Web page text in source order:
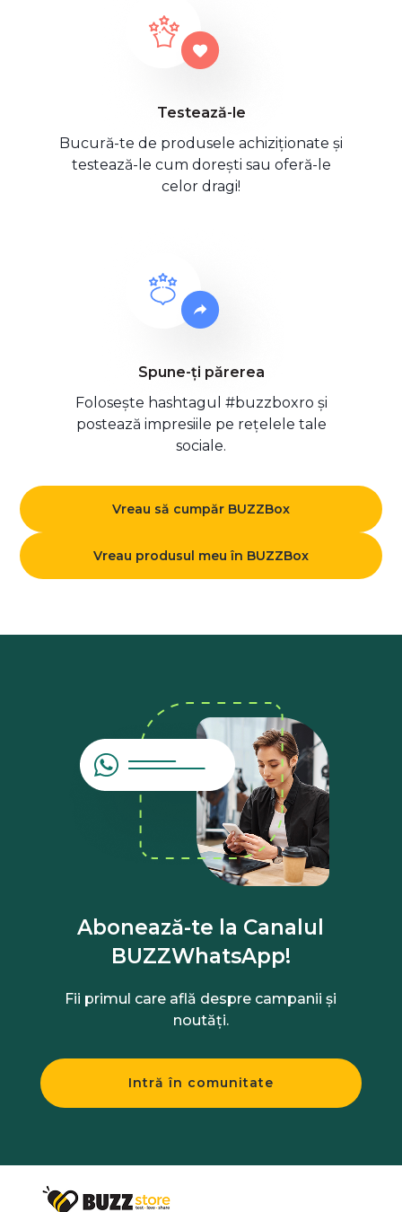
Testează-le
Bucură-te de produsele achiziționate și
testează-le cum dorești sau oferă-le
celor dragi!
Spune-ți părerea
Folosește hashtagul #buzzboxro și
postează impresiile pe rețelele tale
sociale.
Vreau să cumpăr BUZZBox
Vreau produsul meu în BUZZBox
Abonează-te la Canalul
BUZZWhatsApp!
Fii primul care află despre campanii și
noutăți.
Intră în comunitate